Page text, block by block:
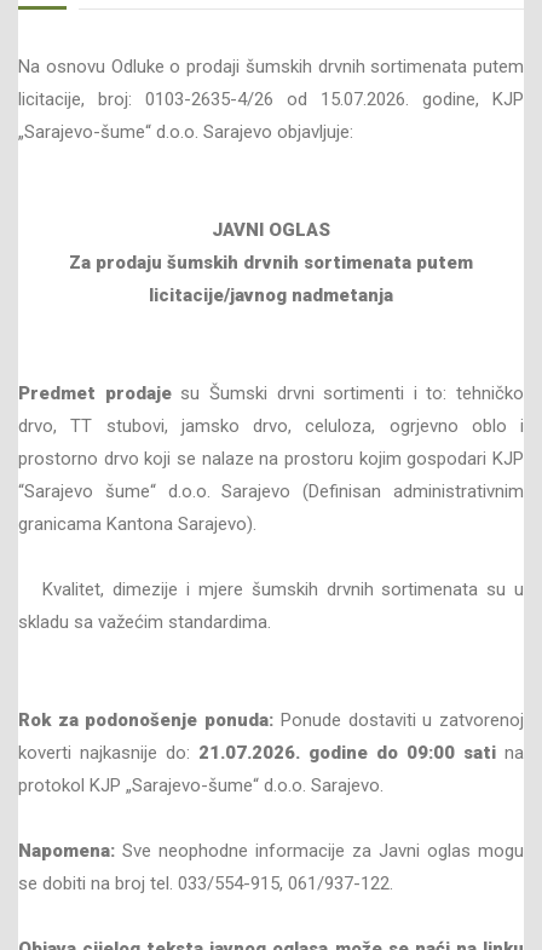
Na osnovu Odluke o prodaji šumskih drvnih sortimenata putem
licitacije, broj: 0103-2635-4/26 od 15.07.2026. godine, KJP
„Sarajevo-šume“ d.o.o. Sarajevo objavljuje:
JAVNI OGLAS
Za prodaju šumskih drvnih sortimenata putem
licitacije/javnog nadmetanja
Predmet prodajesu Šumski drvni sortimenti i to: tehničko
drvo, TT stubovi, jamsko drvo, celuloza, ogrjevno oblo i
prostorno drvo koji se nalaze na prostoru kojim gospodari KJP
“Sarajevo šume“ d.o.o. Sarajevo (Definisan administrativnim
granicama Kantona Sarajevo).
Kvalitet, dimezije i mjere šumskih drvnih sortimenata su u
skladu sa važećim standardima.
Rok za podonošenje ponuda: Ponude dostaviti u zatvorenoj
koverti najkasnije do: 21.07.2026. godine do 09:00 sati na
protokol KJP „Sarajevo-šume“ d.o.o. Sarajevo.
Napomena: Sve neophodne informacije za Javni oglas mogu
se dobiti na broj tel. 033/554-915, 061/937-122.